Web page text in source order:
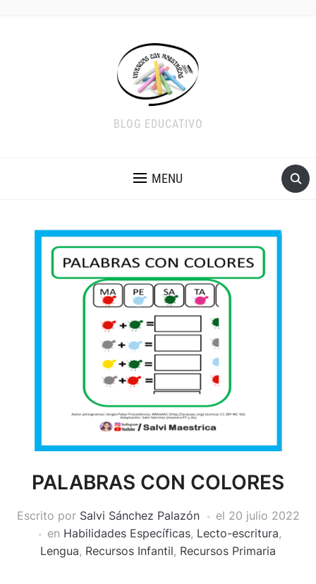
BLOG EDUCATIVO
MENU
PALABRAS CON COLORES
Escrito por Salvi Sánchez Palazón el 20 julio 2022
en Habilidades Específicas, Lecto-escritura,
Lengua, Recursos Infantil, Recursos Primaria